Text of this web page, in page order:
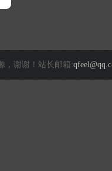
，谢谢！站长邮箱: